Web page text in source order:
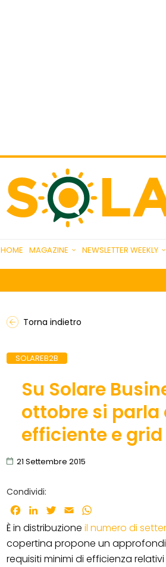
HOME MAGAZINE NEWSLETTER WEEKLY
Torna indietro
SOLAREB2B
Su Solare
ottobre si
efficiente e
21 Settembre 2015
Condividi:
Facebook
LinkedInTwitter
Email
È in distribuzione il numero di
copertina propone un
requisiti minimi di efficienza